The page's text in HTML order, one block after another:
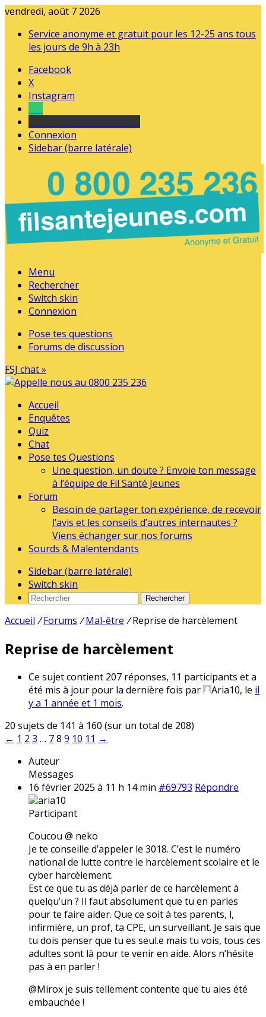
vendredi, août 7 2026
Service anonyme et gratuit pour les 12-25 ans tous
les jours de 9h à 23h
Facebook
X
Instagram
Connexion
Sidebar (barre latérale)
Menu
Rechercher
Switch skin
Connexion
Pose tes questions
Forums de discussion
FSJ chat »
Accueil
Enquêtes
Quiz
Chat
Pose tes Questions
Une question, un doute ? Envoie ton message
à l’équipe de Fil Santé Jeunes
Forum
Besoin de partager ton expérience, de recevoir
l’avis et les conseils d’autres internautes ?
Viens échanger sur nos forums
Sourds & Malentendants
Sidebar (barre latérale)
Switch skin
Rechercher
Accueil / Forums / Mal-être / Reprise de harcèlement
Reprise de harcèlement
Ce sujet contient 207 réponses, 11 participants et a
été mis à jour pour la dernière fois par
Aria10, le il
y a 1 année et 1 mois.
20 sujets de 141 à 160 (sur un total de 208)
← 1 2 3 … 78 9 10 11 →
Auteur
Messages
16 février 2025 à 11 h 14 min #69793 Répondre
aria10
Participant
Coucou @ neko
Je te conseille d’appeler le 3018. C’est le numéro
national de lutte contre le harcèlement scolaire et le
cyber harcèlement.
Est ce que tu as déjà parler de ce harcèlement à
quelqu’un ? Il faut absolument que tu en parles
pour te faire aider. Que ce soit à tes parents, l,
infirmière, un prof, ta CPE, un surveillant. Je sais que
tu dois penser que tu es seul.e mais tu vois, tous ces
adultes sont là pour te venir en aide. Alors n’hésite
pas à en parler !
@Mirox je suis tellement contente que tu aies été
embauchée !